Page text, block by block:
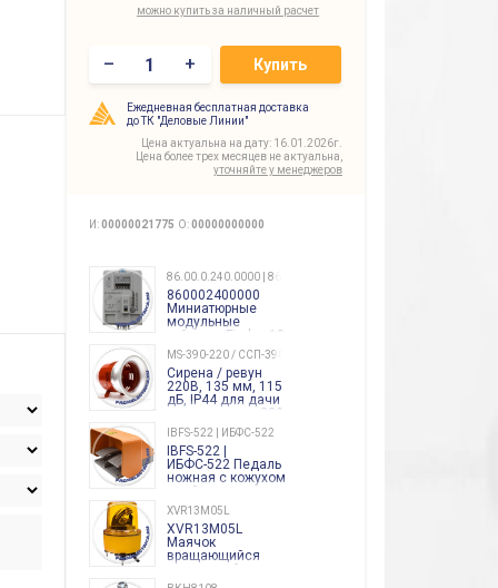
можно купить за наличный расчет
– + Купить
Ежедневная бесплатная доставка
до ТК "Деловые Линии"
Цена актуальна на дату: 16.01.2026г.
Цена более трех месяцев не актуальна,
уточняйте у менеджеров
И:00000021775 О:00000000000
86.00.0.240.0000 | 860002400000
860002400000
Миниатюрные
модульные
таймеры Finder, 12-
240 Вольт AC/DC
Finder
86.00.0.240.0000
MS-390-220 / ССП-390 220В
Сирена / ревун
220В, 135 мм, 115
дБ, IP44 для дачи
производства 220
Вольт звук ситены
"пожарная
тревога"
IBFS-522 | ИБФС-522
IBFS-522 |
ИБФС-522 Педаль
ножная с кожухом
двойная,
контактная группа
2х(1НО+1НЗ)
15Ампер 250В
XVR13M05L
XVR13M05L
Маячок
вращающийся
оранжевый
230VAC 130мм